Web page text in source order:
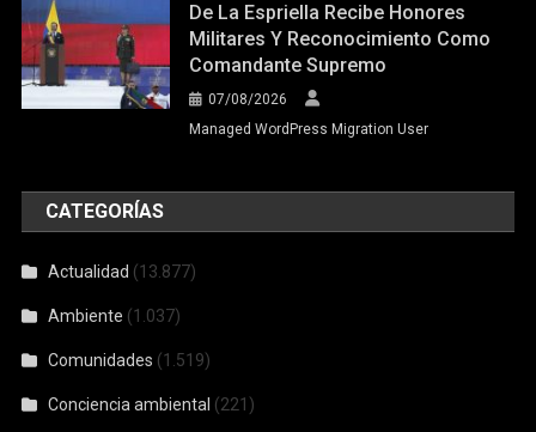
De La Espriella Recibe Honores
Militares Y Reconocimiento Como
Comandante Supremo
07/08/2026
Managed WordPress Migration User
CATEGORÍAS
Actualidad (13.877)
Ambiente (1.037)
Comunidades (1.519)
Conciencia ambiental (221)